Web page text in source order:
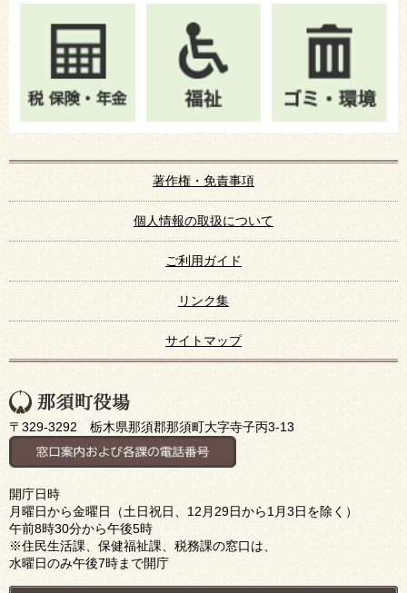
著作権・免責事項
個人情報の取扱について
ご利用ガイド
リンク集
サイトマップ
〒329-3292 栃木県那須郡那須町大字寺子丙3-13
開庁日時
月曜日から金曜日（土日祝日、12月29日から1月3日を除く）
午前8時30分から午後5時
※住民生活課、保健福祉課、税務課の窓口は、
水曜日のみ午後7時まで開庁